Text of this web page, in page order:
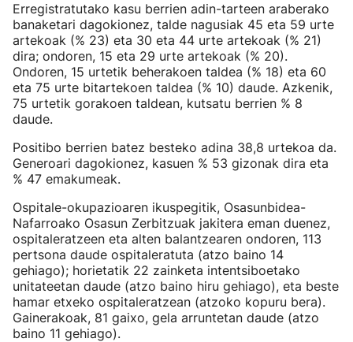
Erregistratutako kasu berrien adin-tarteen araberako
banaketari dagokionez, talde nagusiak 45 eta 59 urte
artekoak (% 23) eta 30 eta 44 urte artekoak (% 21)
dira; ondoren, 15 eta 29 urte artekoak (% 20).
Ondoren, 15 urtetik beherakoen taldea (% 18) eta 60
eta 75 urte bitartekoen taldea (% 10) daude. Azkenik,
75 urtetik gorakoen taldean, kutsatu berrien % 8
daude.
Positibo berrien batez besteko adina 38,8 urtekoa da.
Generoari dagokionez, kasuen % 53 gizonak dira eta
% 47 emakumeak.
Ospitale-okupazioaren ikuspegitik, Osasunbidea-
Nafarroako Osasun Zerbitzuak jakitera eman duenez,
ospitaleratzeen eta alten balantzearen ondoren, 113
pertsona daude ospitaleratuta (atzo baino 14
gehiago); horietatik 22 zainketa intentsiboetako
unitateetan daude (atzo baino hiru gehiago), eta beste
hamar etxeko ospitaleratzean (atzoko kopuru bera).
Gainerakoak, 81 gaixo, gela arruntetan daude (atzo
baino 11 gehiago).